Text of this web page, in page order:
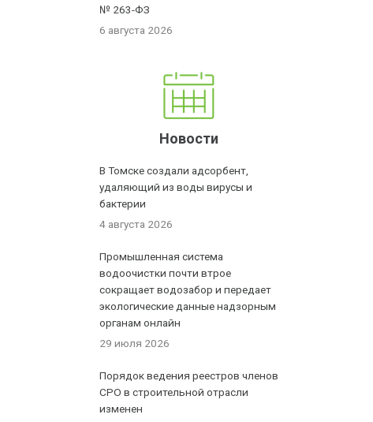
№ 263-ФЗ
6 августа 2026
Новости
В Томске создали адсорбент,
удаляющий из воды вирусы и
бактерии
4 августа 2026
Промышленная система
водоочистки почти втрое
сокращает водозабор и передает
экологические данные надзорным
органам онлайн
29 июля 2026
Порядок ведения реестров членов
СРО в строительной отрасли
изменен